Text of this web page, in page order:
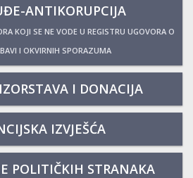
ANTIKORUPCIJA
KOJI SE NE VODE U REGISTRU UGOVORA O
I OKVIRNIH SPORAZUMA
I DONACIJA
IZVJEŠĆA
POLITIČKIH STRANAKA